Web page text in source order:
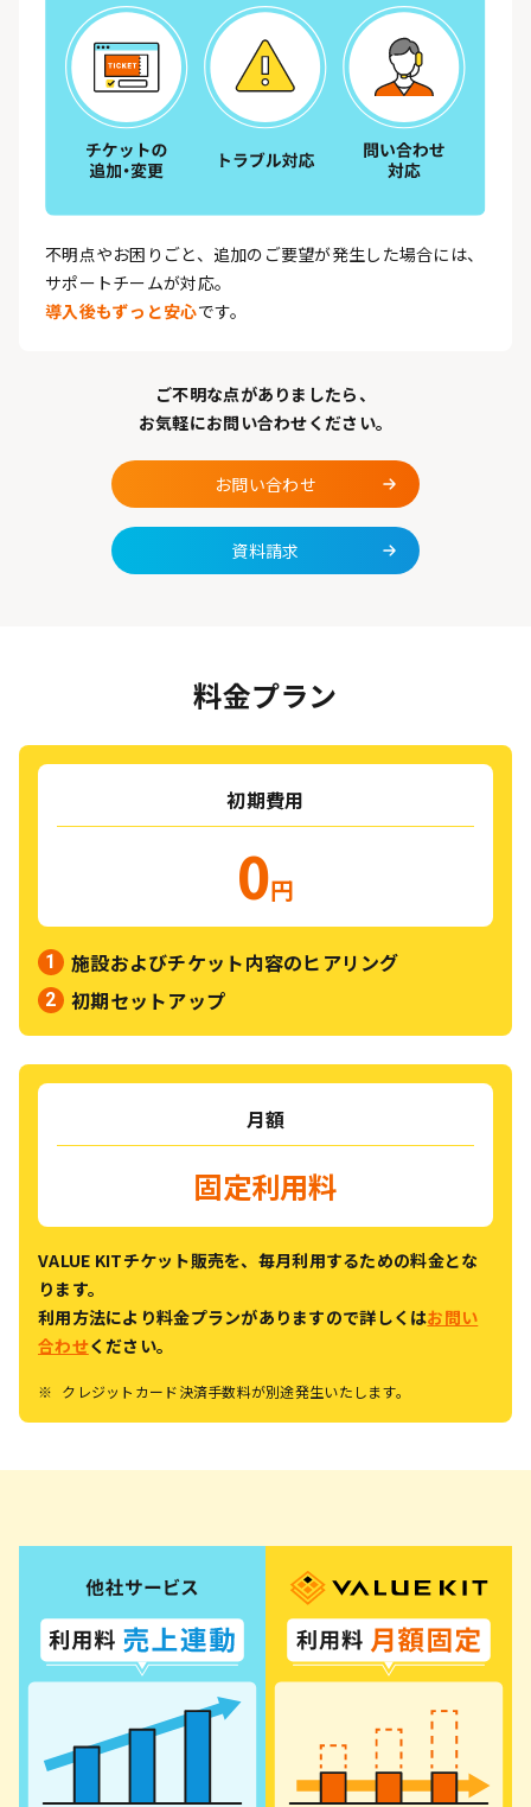
不明点やお困りごと、追加のご要望が発生した場合には、
サポートチームが対応。
導入後もずっと安心です。
ご不明な点がありましたら、
お気軽にお問い合わせください。
お問い合わせ
資料請求
料金プラン
初期費用
0円
施設およびチケット内容のヒアリング
初期セットアップ
月額
固定利用料
VALUE KITチケット販売を、毎月利用するための料金とな
ります。
利用方法により料金プランがありますので詳しくはお問い
合わせください。
※ クレジットカード決済手数料が別途発生いたします。